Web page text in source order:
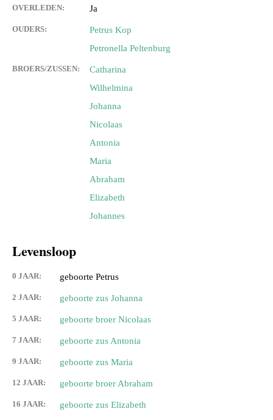
OVERLEDEN: Ja
OUDERS:
Petrus Kop
Petronella Peltenburg
BROERS/ZUSSEN:
Catharina
Wilhelmina
Johanna
Nicolaas
Antonia
Maria
Abraham
Elizabeth
Johannes
Levensloop
0 JAAR: geboorte Petrus
2 JAAR: geboorte zus Johanna
5 JAAR: geboorte broer Nicolaas
7 JAAR: geboorte zus Antonia
9 JAAR: geboorte zus Maria
12 JAAR: geboorte broer Abraham
16 JAAR: geboorte zus Elizabeth